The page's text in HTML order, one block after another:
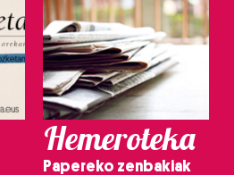
Hemeroteka
Papereko zenbakiak